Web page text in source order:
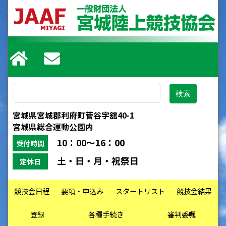
宮城県宮城郡利府町菅谷字舘40-1
宮城県総合運動公園内
受付時間 10：00～16：00
定休日 土・日・月・祝祭日
競技会日程 要項・申込み スタートリスト 競技会結果
登録 各種手続き 審判委嘱